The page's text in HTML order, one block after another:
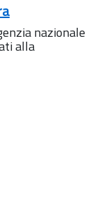
nazionale
alla